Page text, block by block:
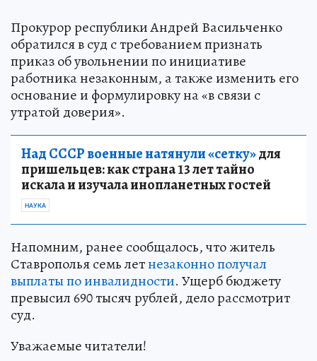
Прокурор республики Андрей Васильченко
обратился в суд с требованием признать
приказ об увольнении по инициативе
работника незаконным, а также изменить его
основание и формулировку на «в связи с
утратой доверия».
Над СССР военные натянули «сетку»для
пришельцев: как страна 13 лет тайно
искала и изучала инопланетных гостей
НАУКА
Напомним, ранее сообщалось, что житель
Ставрополья семь летнезаконно получал
выплаты по инвалидности. Ущерб бюджету
превысил 690 тысяч рублей, дело рассмотрит
суд.
Уважаемые читатели!